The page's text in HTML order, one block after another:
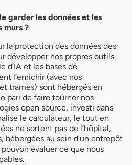
garder les données et les
murs ?
la protection des données des
développer nos propres outils
d’IA et les bases de
l’enrichir (avec nos
trames) sont hébergés en
pari de faire tourner nos
open source, investi dans
le calculateur, le tout en
ne sortent pas de l’hôpital,
hébergées au sein d’un entrepôt
évaluer ce que nous